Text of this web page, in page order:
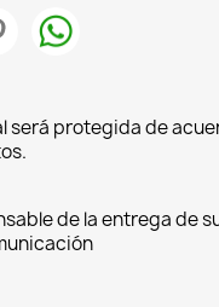
será protegida de
de la entrega de